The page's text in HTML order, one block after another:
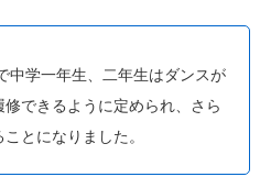
中学一年生、二年生はダンスが
できるように定められ、さら
とになりました。